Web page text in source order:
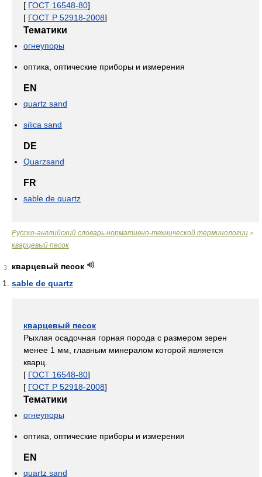
[ ГОСТ 16548-80]
[ ГОСТ Р 52918-2008]
Тематики
огнеупоры
оптика, оптические приборы и измерения
EN
quartz sand
silica sand
DE
Quarzsand
FR
sable de quartz
Русско-английский словарь нормативно-технической терминологии >
кварцевый песок
3
кварцевый песок
sable de quartz
кварцевый песок
Рыхлая осадочная горная порода с размером зерен
менее 1 мм, главным минералом которой является
кварц.
[ ГОСТ 16548-80]
[ ГОСТ Р 52918-2008]
Тематики
огнеупоры
оптика, оптические приборы и измерения
EN
quartz sand